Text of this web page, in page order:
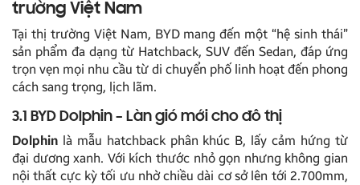
trường Việt Nam
Tại thị trường Việt Nam, BYD mang đến một “hệ sinh thái”
sản phẩm đa dạng từ Hatchback, SUV đến Sedan, đáp ứng
trọn vẹn mọi nhu cầu từ di chuyển phố linh hoạt đến phong
cách sang trọng, lịch lãm.
3.1 BYD Dolphin – Làn gió mới cho đô thị
Dolphin là mẫu hatchback phân khúc B, lấy cảm hứng từ
đại dương xanh. Với kích thước nhỏ gọn nhưng không gian
nội thất cực kỳ tối ưu nhờ chiều dài cơ sở lên tới 2.700mm,